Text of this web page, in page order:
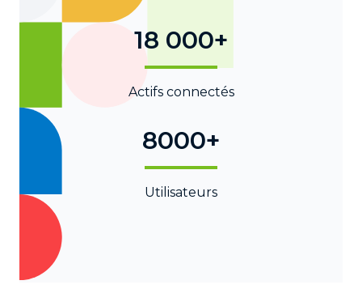
18 000+
Actifs connectés
8000+
Utilisateurs